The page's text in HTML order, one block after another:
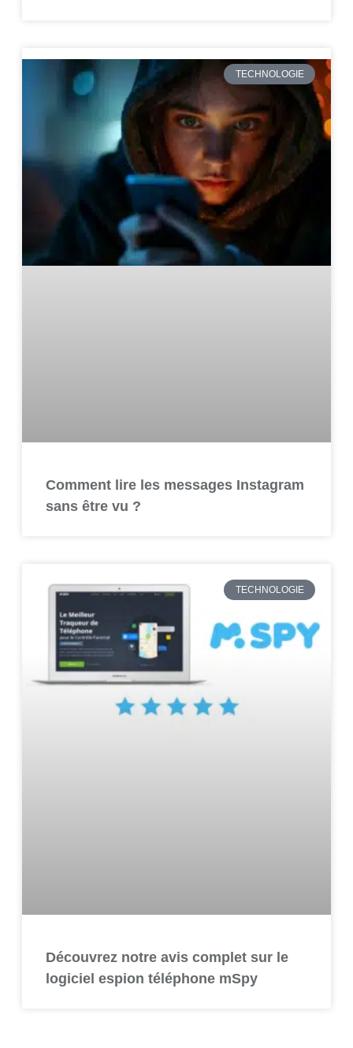
TECHNOLOGIE
Comment lire les messages Instagram
sans être vu ?
TECHNOLOGIE
Découvrez notre avis complet sur le
logiciel espion téléphone mSpy